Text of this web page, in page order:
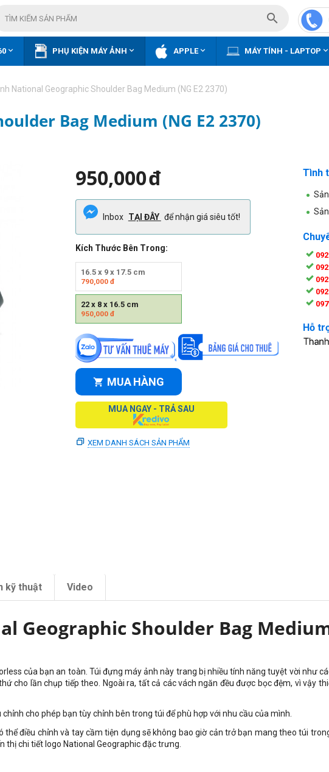

 PHỤ KIỆN MÁY ẢNH  APPLE MÁY TÍNH - LAPTOP 
National Geographic Shoulder Bag Medium (NG E2 2370)
Bag Medium (NG E2 2370)
950,000đ
Inbox TẠI ĐÂY để nhận giá siêu tốt!
Kích Thước Bên Trong:
16.5 x 9 x 17.5 cm
790,000đ
22 x 8 x 16.5 cm
950,000đ
MUA HÀNG
MUA NGAY - TRẢ SAU
XEM DANH SÁCH SẢN PHẨM
Tình
Hỗ
kỹ thuật Video
Geographic Shoulder Bag
của bạn an toàn. Túi đựng máy ảnh này trang bị nhiều tính năng tuyệt vời như
cho lần chụp tiếp theo. Ngoài ra, tất cả các vách ngăn đều được bọc đệm, vì vậy
cho phép bạn tùy chỉnh bên trong túi để phù hợp với nhu cầu của mình.
điều chỉnh và tay cầm tiện dụng sẽ không bao giờ cản trở bạn mang theo túi
thị chi tiết logo National Geographic đặc trưng.